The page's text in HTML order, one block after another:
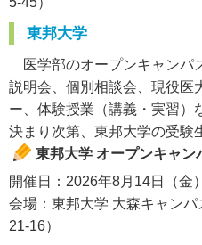
東邦大学
医学部のオープンキャンパ
説明会、個別相談会、現役医
ー、体験授業（講義・実習）
決まり次第、東邦大学の受験
東邦大学 オープンキャン
開催日：2026年8月14日（金）
会場：東邦大学 大森キャン
21-16）